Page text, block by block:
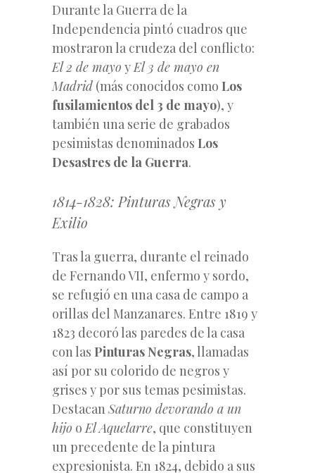
Durante la Guerra de la
Independencia pintó cuadros que
mostraron la crudeza del conflicto:
El 2 de mayo yEl 3 de mayo en
Madrid (más conocidos como Los
fusilamientos del 3 de mayo), y
también una serie de grabados
pesimistas denominados Los
Desastres de la Guerra.
1814-1828: Pinturas Negras y
Exilio
Tras la guerra, durante el reinado
de Fernando VII, enfermo y sordo,
se refugió en una casa de campo a
orillas del Manzanares. Entre 1819 y
1823 decoró las paredes de la casa
con las Pinturas Negras, llamadas
así por su colorido de negros y
grises y por sus temas pesimistas.
Destacan Saturno devorando a un
hijo oEl Aquelarre, que constituyen
un precedente de la pintura
expresionista. En 1824, debido a sus